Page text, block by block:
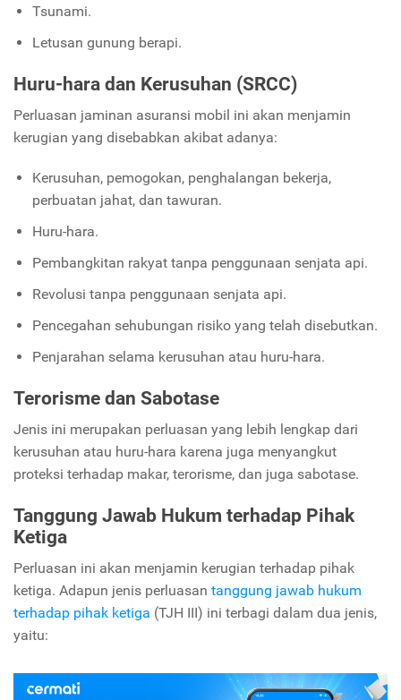
Tsunami.
Letusan gunung berapi.
Huru-hara dan Kerusuhan (SRCC)
Perluasan jaminan asuransi mobil ini akan menjamin
kerugian yang disebabkan akibat adanya:
Kerusuhan, pemogokan, penghalangan bekerja,
perbuatan jahat, dan tawuran.
Huru-hara.
Pembangkitan rakyat tanpa penggunaan senjata api.
Revolusi tanpa penggunaan senjata api.
Pencegahan sehubungan risiko yang telah disebutkan.
Penjarahan selama kerusuhan atau huru-hara.
Terorisme dan Sabotase
Jenis ini merupakan perluasan yang lebih lengkap dari
kerusuhan atau huru-hara karena juga menyangkut
proteksi terhadap makar, terorisme, dan juga sabotase.
Tanggung Jawab Hukum terhadap Pihak
Ketiga
Perluasan ini akan menjamin kerugian terhadap pihak
ketiga. Adapun jenis perluasan tanggung jawab hukum
terhadap pihak ketiga (TJH III) ini terbagi dalam dua jenis,
yaitu: